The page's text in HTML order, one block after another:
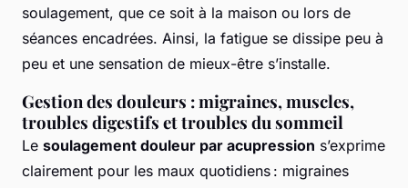
soulagement, que ce soit à la maison ou lors de
séances encadrées. Ainsi, la fatigue se dissipe peu à
peu et une sensation de mieux-être s’installe.
Gestion des douleurs : migraines, muscles,
troubles digestifs et troubles du sommeil
Le soulagement douleur par acupression s’exprime
clairement pour les maux quotidiens : migraines